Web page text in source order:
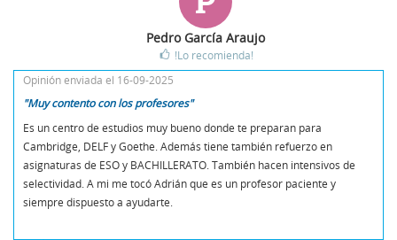
Pedro García Araujo
!Lo recomienda!
Opinión enviada el 16-09-2025
"Muy contento con los profesores"
Es un centro de estudios muy bueno donde te preparan para
Cambridge, DELF y Goethe. Además tiene también refuerzo en
asignaturas de ESO y BACHILLERATO. También hacen intensivos de
selectividad. A mi me tocó Adrián que es un profesor paciente y
siempre dispuesto a ayudarte.